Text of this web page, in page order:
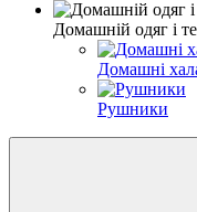
Домашній одяг і
Домашні
Рушники